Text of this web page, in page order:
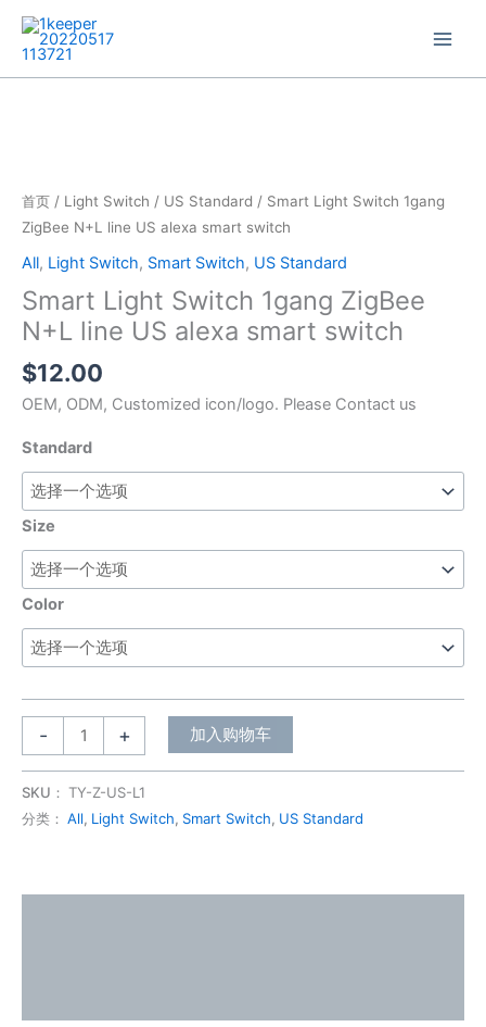
首页 / Light Switch / US Standard / Smart Light Switch 1gang
ZigBee N+L line US alexa smart switch
All, Light Switch, Smart Switch, US Standard
Smart Light Switch 1gang ZigBee
N+L line US alexa smart switch
$12.00
OEM, ODM, Customized icon/logo. Please Contact us
Standard
Size
Color
-
ZigBee
N+L
US
alexa
smart
数
量
+ 加入购物车
SKU： TY-Z-US-L1
分类： All, Light Switch, Smart Switch, US Standard